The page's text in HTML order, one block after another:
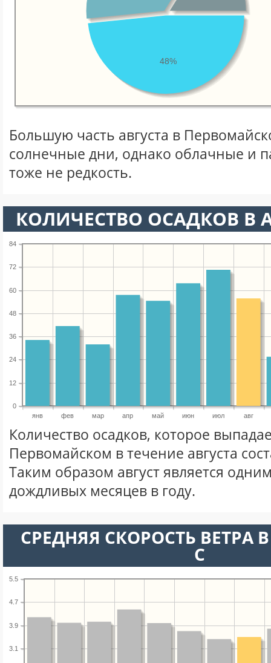
48%
Большую часть августа в
солнечные дни, однако облачные и
тоже не редкость.
КОЛИЧЕСТВО ОСАДКОВ В
янв фев мар апр май июн июл авг
0
12
24
36
48
60
72
84
Количество осадков, которое
Первомайском в течение августа
Таким образом август является
дождливых месяцев в году.
СРЕДНЯЯ СКОРОСТЬ ВЕТРА
С
3.1
3.9
4.7
5.5